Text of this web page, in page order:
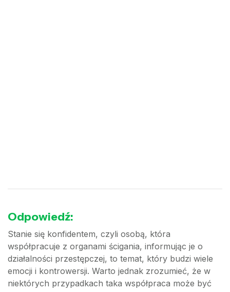
Odpowiedź:
Stanie się konfidentem, czyli osobą, która
współpracuje z organami ścigania, informując je o
działalności przestępczej, to temat, który budzi wiele
emocji i kontrowersji. Warto jednak zrozumieć, że w
niektórych przypadkach taka współpraca może być